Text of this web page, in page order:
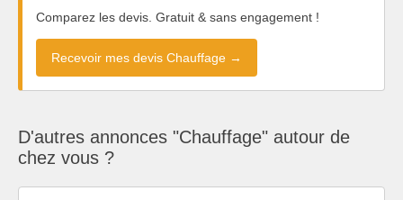
Comparez les devis. Gratuit & sans engagement !
Recevoir mes devis Chauffage →
D'autres annonces "Chauffage" autour de
chez vous ?